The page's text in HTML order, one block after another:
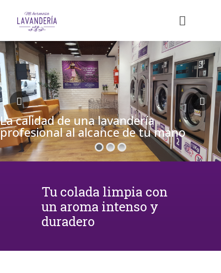
La calidad de una lavandería
profesional al alcance de tu mano
Tu colada limpia con
un aroma intenso y
duradero